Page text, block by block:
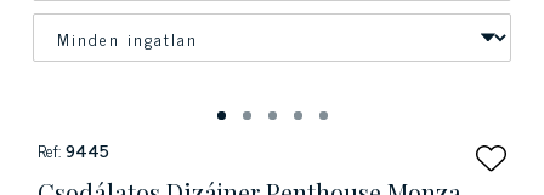
Ref:9445